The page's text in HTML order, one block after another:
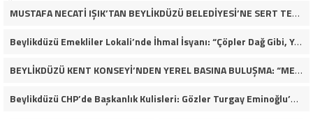
MUSTAFA NECATİ IŞIK’TAN BEYLİKDÜZÜ BELEDİYESİ’NE SERT TEPKİ: “İLK AÇILDIĞI GÜNKÜ GİBİ DEĞİL!”
Beylikdüzü Emekliler Lokali’nde İhmal İsyanı: “Çöpler Dağ Gibi, Yaşlılarımız Kaderine Terk Edildi!”
BEYLİKDÜZÜ KENT KONSEYİ’NDEN YEREL BASINA BULUŞMA: “MEVZU MEMLEKET MESELESİ
Beylikdüzü CHP’de Başkanlık Kulisleri: Gözler Turgay Eminoğlu’nda!